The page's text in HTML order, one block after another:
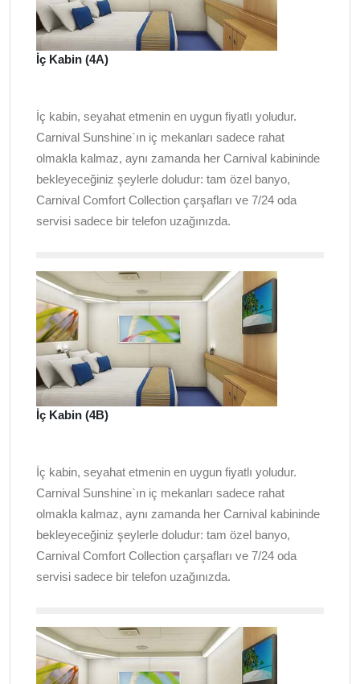
İç Kabin (4A)
İç kabin, seyahat etmenin en uygun fiyatlı yoludur.
Carnival Sunshine`ın iç mekanları sadece rahat
olmakla kalmaz, aynı zamanda her Carnival kabininde
bekleyeceğiniz şeylerle doludur: tam özel banyo,
Carnival Comfort Collection çarşafları ve 7/24 oda
servisi sadece bir telefon uzağınızda.
İç Kabin (4B)
İç kabin, seyahat etmenin en uygun fiyatlı yoludur.
Carnival Sunshine`ın iç mekanları sadece rahat
olmakla kalmaz, aynı zamanda her Carnival kabininde
bekleyeceğiniz şeylerle doludur: tam özel banyo,
Carnival Comfort Collection çarşafları ve 7/24 oda
servisi sadece bir telefon uzağınızda.